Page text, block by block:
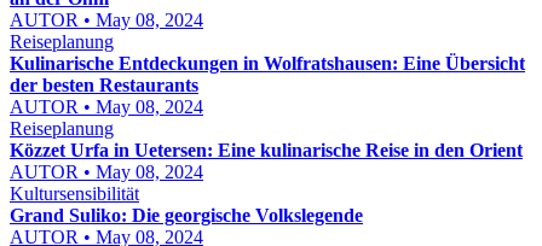
AUTOR • May 08, 2024
Reiseplanung
Kulinarische Entdeckungen in Wolfratshausen: Eine Übersicht
der besten Restaurants
AUTOR • May 08, 2024
Reiseplanung
Közzet Urfa in Uetersen: Eine kulinarische Reise in den Orient
AUTOR • May 08, 2024
Kultursensibilität
Grand Suliko: Die georgische Volkslegende
AUTOR • May 08, 2024